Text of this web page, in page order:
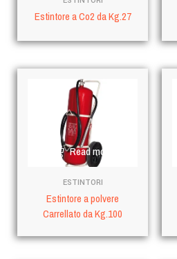
Estintore a Co2 da Kg.27
Read more
ESTINTORI
Estintore a polvere
Carrellato da Kg.100